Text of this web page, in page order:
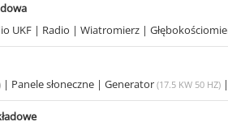
UKF | Radio | Wiatromierz |
| Panele słoneczne | Generator (17.5 KW 50 HZ) |